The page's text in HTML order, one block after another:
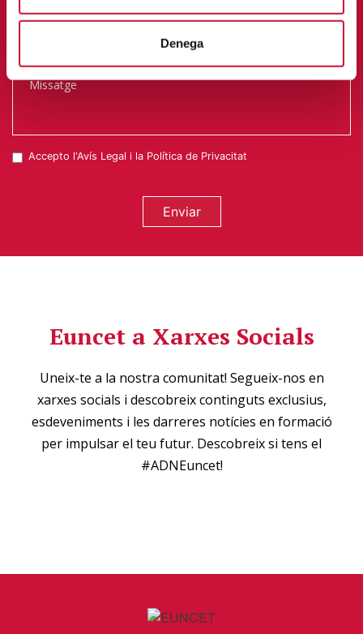
Denega
Accepto l'Avís Legal i la Política de Privacitat
Enviar
Euncet a Xarxes Socials
Uneix-te a la nostra comunitat! Segueix-nos en
xarxes socials i descobreix continguts exclusius,
esdeveniments i les darreres notícies en formació
per impulsar el teu futur. Descobreix si tens el
#ADNEuncet!